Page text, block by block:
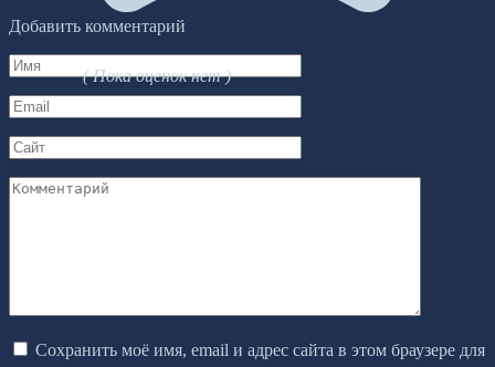
( Пока оценок нет )
Добавить комментарий
Имя
*
Email
*
Сайт
Комментарий
Сохранить моё имя, email и адрес сайта в этом браузере для